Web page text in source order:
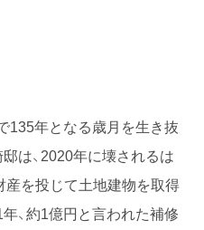
135年となる歳月を生き抜
は、2020年に壊されるは
産を投じて土地建物を取得
、約1億円と言われた補修